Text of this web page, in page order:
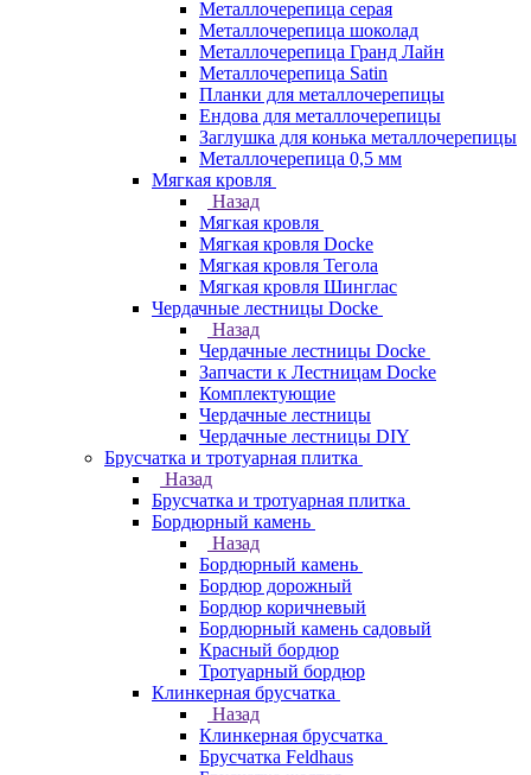
Металлочерепица серая
Металлочерепица шоколад
Металлочерепица Гранд Лайн
Металлочерепица Satin
Планки для металлочерепицы
Ендова для металлочерепицы
Заглушка для конька металлочерепицы
Металлочерепица 0,5 мм
Мягкая кровля
Назад
Мягкая кровля
Мягкая кровля Docke
Мягкая кровля Тегола
Мягкая кровля Шинглас
Чердачные лестницы Docke
Назад
Чердачные лестницы Docke
Запчасти к Лестницам Docke
Комплектующие
Чердачные лестницы
Чердачные лестницы DIY
Брусчатка и тротуарная плитка
Назад
Брусчатка и тротуарная плитка
Бордюрный камень
Назад
Бордюрный камень
Бордюр дорожный
Бордюр коричневый
Бордюрный камень садовый
Красный бордюр
Тротуарный бордюр
Клинкерная брусчатка
Назад
Клинкерная брусчатка
Брусчатка Feldhaus